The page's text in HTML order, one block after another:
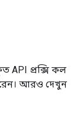
API প্রক্সি কল
আরও দেখুন